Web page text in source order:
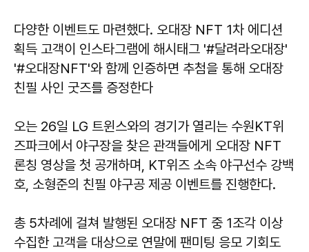
다양한 이벤트도 마련했다. 오대장 NFT 1차 에디션
획득 고객이 인스타그램에 해시태그 '#달려라오대장'
'#오대장NFT'와 함께 인증하면 추첨을 통해 오대장
친필 사인 굿즈를 증정한다
오는 26일 LG 트윈스와의 경기가 열리는 수원KT위
즈파크에서 야구장을 찾은 관객들에게 오대장 NFT
론칭 영상을 첫 공개하며, KT위즈 소속 야구선수 강백
호, 소형준의 친필 야구공 제공 이벤트를 진행한다.
총 5차례에 걸쳐 발행된 오대장 NFT 중 1조각 이상
수집한 고객을 대상으로 연말에 팬미팅 응모 기회도